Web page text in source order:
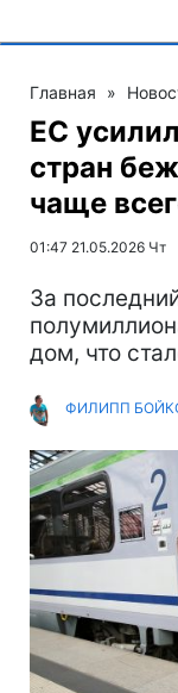
Главная »
ЕС
стран
чаще
01:47 21.05.2026 Чт
За
дом, что
ФИЛИПП